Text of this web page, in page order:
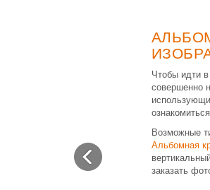
Чтобы идти
совершенно
Возможные
Альбомная
заказать